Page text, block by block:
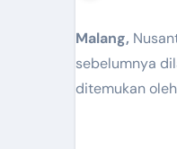
Malang,
sebelumnya
ditemukan